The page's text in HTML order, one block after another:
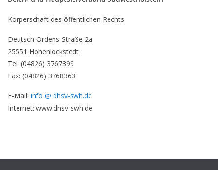
Körperschaft des öffentlichen Rechts
Deutsch-Ordens-Straße 2a
25551 Hohenlockstedt
Tel: (04826) 3767399
Fax: (04826) 3768363
E-Mail: info @ dhsv-swh.de
Internet: www.dhsv-swh.de